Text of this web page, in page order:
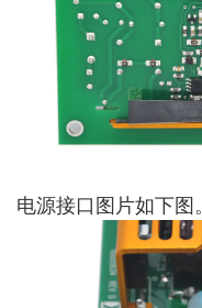
电源接口图片如下图。